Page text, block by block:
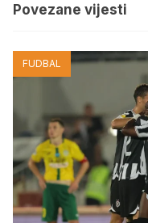
Povezane vijesti
FUDBAL